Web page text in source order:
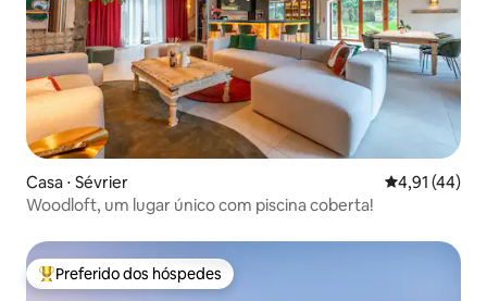
Casa ⋅ Sévrier 4,91 de uma
4,91 (44)
Woodloft, um lugar único com piscina coberta!
Entre os melhores preferidos dos hóspedes
Preferido dos hóspedes